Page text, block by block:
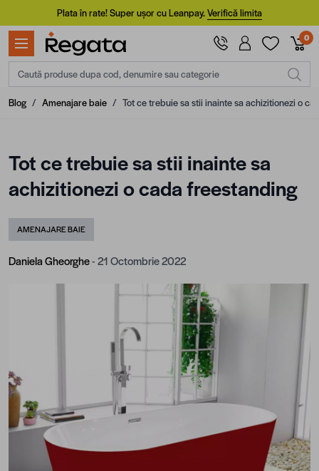
Mergi la ConținutPlata în rate! Super ușor cu Leanpay.Verifică limita
0
Caută produse dupa cod, denumire sau categorie
Blog / Amenajare baie / Tot ce trebuie sa stii inainte sa achizitionezi o
Tot ce trebuie sa stii inainte sa
achizitionezi o cada freestanding
AMENAJARE BAIE
Daniela Gheorghe- 21 Octombrie 2022